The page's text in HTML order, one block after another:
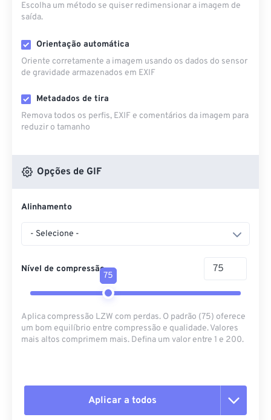
Escolha um método se quiser redimensionar a imagem de
saída.
Orientação automática
Oriente corretamente a imagem usando os dados do sensor
de gravidade armazenados em EXIF
Metadados de tira
Remova todos os perfis, EXIF ​​e comentários da imagem para
reduzir o tamanho
Opções de GIF
Alinhamento
- Selecione -
Nível de compressão
75
Aplica compressão LZW com perdas. O padrão (75) oferece
um bom equilíbrio entre compressão e qualidade. Valores
mais altos comprimem mais. Defina um valor entre 1 e 200.
Aplicar a todos